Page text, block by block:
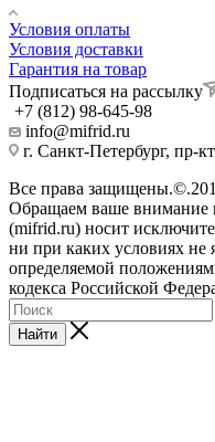
Условия оплаты
Условия доставки
Гарантия на товар
Подписаться на рассылку
+7 (812) 98-645-98
info@mifrid.ru
г. Санкт-Петербург, пр-
Все права
Обращаем ваше внимание
(mifrid.ru) носит
ни при каких условиях не
определяемой
кодекса Российской
Найти